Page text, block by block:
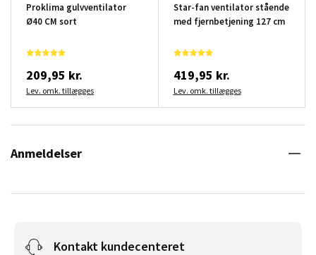
Proklima gulvventilator
Ø40 CM sort
209,95 kr.
Lev. omk. tillægges
Star-fan ventilator stående
med fjernbetjening 127 cm
419,95 kr.
Lev. omk. tillægges
Anmeldelser
Kontakt kundecenteret